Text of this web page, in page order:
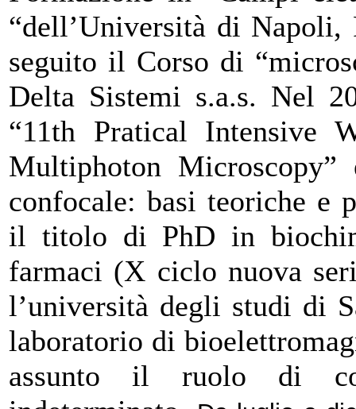
“dell’Università di Napoli,
seguito il Corso di
Delta Sistemi s.a.s. Nel
“11th Pratical Intensive
Multiphoton
confocale: basi teoriche e
il titolo di PhD in
farmaci (X ciclo nuova
l’università degli studi di
laboratorio di
assunto il ruolo di